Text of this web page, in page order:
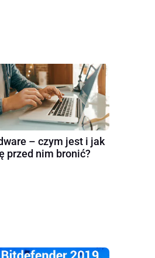
– czym jest i jak
przed nim bronić?